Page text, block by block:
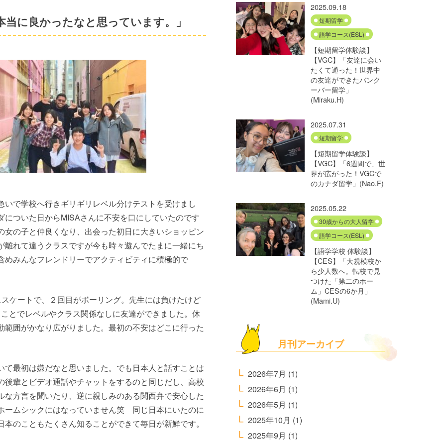
に良かったなと思っています。」
で学校へ行きギリギリレベル分けテストを受けまし
ついた日からMISAさんに不安を口にしていたのです
の子と仲良くなり、出会った初日に大きいショッピン
れて違うクラスですが今も時々遊んでたまに一緒にち
みんなフレンドリーでアクティビティに積極的で
ケートで、２回目がボーリング。先生には負けたけど
とでレベルやクラス関係なしに友達ができました。休
囲がかなり広がりました。最初の不安はどこに行った
最初は嫌だなと思いました。でも日本人と話すことは
輩とビデオ通話やチャットをするのと同じだし、高校
方言を聞いたり、逆に親しみのある関西弁で安心した
ームシックにはなっていません笑 同じ日本にいたのに
のこともたくさん知ることができて毎日が新鮮です。
2025.09.18
短期留学
語学コース(ESL)
【短期留学体験談】
【VGC】「友達に会い
たくて通った！世界中
の友達ができたバンク
ーバー留学」
(Miraku.H)
2025.07.31
短期留学
【短期留学体験談】
【VGC】「6週間で、世
界が広がった！VGCで
のカナダ留学」(Nao.F)
2025.05.22
30歳からの大人留学
語学コース(ESL)
【語学学校 体験談】
【CES】「大規模校か
ら少人数へ。転校で見
つけた「第二のホー
ム」CESの6か月」
(Mami.U)
月刊アーカイブ
2026年7月 (1)
2026年6月 (1)
2026年5月 (1)
2025年10月 (1)
2025年9月 (1)